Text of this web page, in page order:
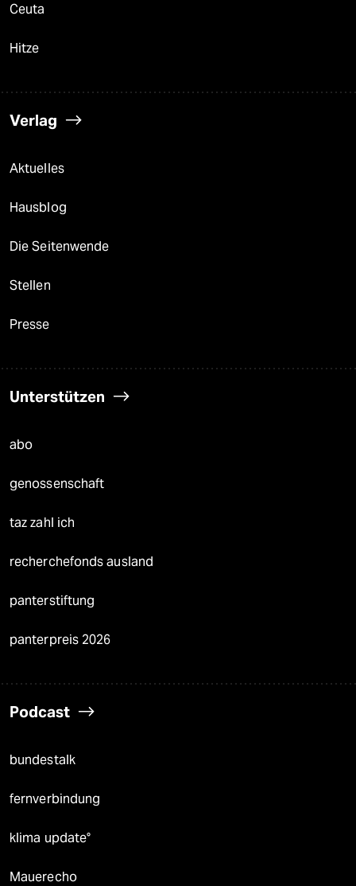
Ceuta
Hitze
Verlag
Aktuelles
Hausblog
Die Seitenwende
Stellen
Presse
Unterstützen
abo
genossenschaft
taz zahl ich
recherchefonds ausland
panterstiftung
panterpreis 2026
Podcast
bundestalk
fernverbindung
klima update°
Mauerecho